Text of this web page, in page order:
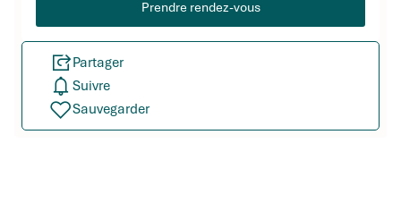
Prendre rendez-vous
Partager
Suivre
Sauvegarder